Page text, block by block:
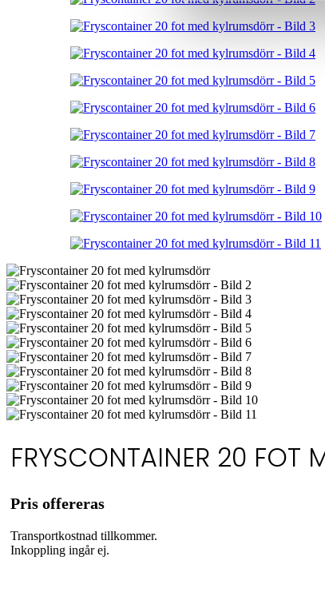
FRYSCONTAINER 20 FOT
Pris offereras
Transportkostnad tillkommer.
Inkoppling ingår ej.